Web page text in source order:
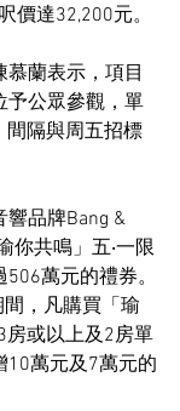
價達32,200元。
蘭表示，項目
予公眾參觀，單
間隔與周五招標
品牌Bang &
你共鳴」五‧一限
萬元的禮券。
，凡購買「瑜
房或以上及2房單
10萬元及7萬元的